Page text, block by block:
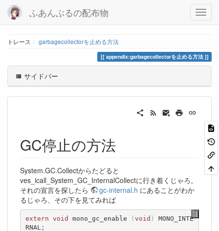
ふあんぶるの配布物
トレース garbagecollectorを止める方法
appendix:garbagecollectorを止める方法
サイドバー
GC停止の方法
System.GC.Collectからたどると
ves_icall_System_GC_InternalCollectに行き着くじゃろ。
それの宣言を探したら
gc-internal.h にあることがわか
るじゃろ、その下を見てみれば
extern void mono_gc_enable ( void )
MONO_INTE
RNAL;